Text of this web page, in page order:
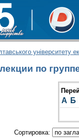
університету
по
А Б
Сортировка: